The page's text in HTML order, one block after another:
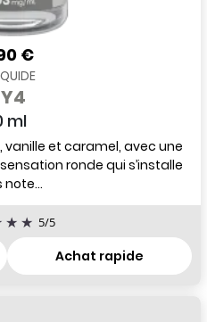
€
ml
vanille et caramel, avec une
ronde qui s’installe
note...
5/5
Achat rapide